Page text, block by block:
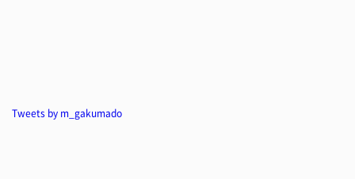
Tweets by m_gakumado